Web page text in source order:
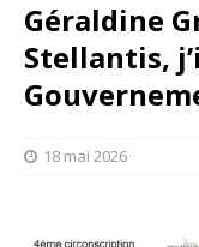
Géraldine
Stellantis,
18 mai 2026